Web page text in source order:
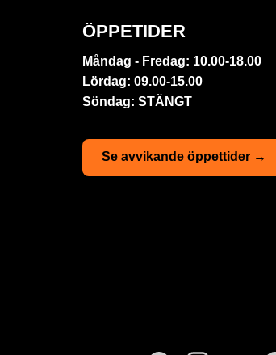
ÖPPETIDER
Måndag - Fredag: 10.00-18.00
Lördag: 09.00-15.00
Söndag: STÄNGT
Se avvikande öppettider →